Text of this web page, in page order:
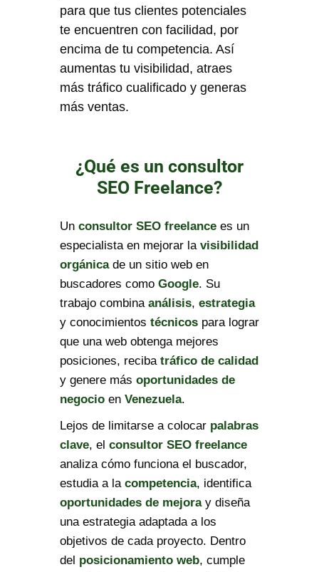
para que tus clientes potenciales
te encuentren con facilidad, por
encima de tu competencia. Así
aumentas tu visibilidad, atraes
más tráfico cualificado y generas
más ventas.
¿Qué es un consultor
SEO Freelance?
Un consultor SEO freelance es un
especialista en mejorar la visibilidad
orgánicade un sitio web en
buscadores como Google. Su
trabajo combina análisis, estrategia
y conocimientos técnicos para lograr
que una web obtenga mejores
posiciones, reciba tráfico de calidad
y genere más oportunidades de
negocio en Venezuela.
Lejos de limitarse a colocar palabras
clave, el consultor SEO freelance
analiza cómo funciona el buscador,
estudia a la competencia, identifica
oportunidades de mejoray diseña
una estrategia adaptada a los
objetivos de cada proyecto. Dentro
del posicionamiento web, cumple